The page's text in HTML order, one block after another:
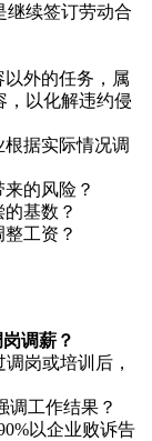
继续签订劳动合
外的任务，属
，以化解违约侵
据实际情况调
的风险？
基数？
工资？
调薪？
岗或培训后，
调工作结果？
以企业败诉告